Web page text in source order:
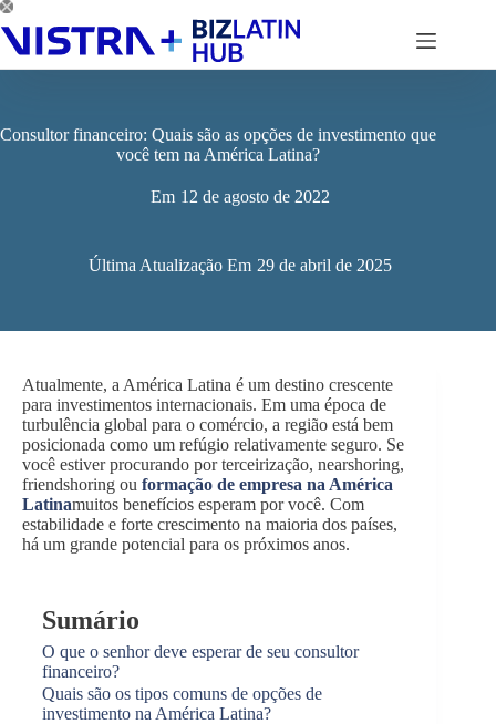
Pular
para
conteúdo
Consultor financeiro: Quais são as opções de investimento que
você tem na América Latina?
Em 12 de agosto de 2022
Última Atualização Em 29 de abril de 2025
Atualmente, a América Latina é um destino crescente
para investimentos internacionais. Em uma época de
turbulência global para o comércio, a região está bem
posicionada como um refúgio relativamente seguro. Se
você estiver procurando por terceirização, nearshoring,
friendshoring ou formação de empresa na América
Latinamuitos benefícios esperam por você. Com
estabilidade e forte crescimento na maioria dos países,
há um grande potencial para os próximos anos.
Sumário
O que o senhor deve esperar de seu consultor
financeiro?
Quais são os tipos comuns de opções de
investimento na América Latina?